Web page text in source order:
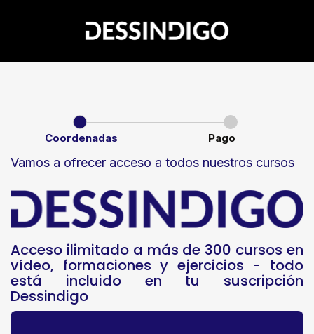
Coordenadas Pago
Vamos a ofrecer acceso a todos nuestros cursos
Acceso ilimitado a más de 300 cursos en
vídeo, formaciones y ejercicios - todo
está incluido en tu suscripción
Dessindigo